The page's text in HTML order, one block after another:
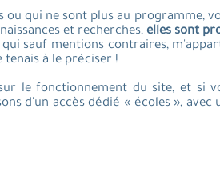
qui ne sont plus au programme,
et recherches,elles sont
sauf mentions contraires,
tenais à le préciser !
le fonctionnement du site, et si
d'un accès dédié « écoles »,